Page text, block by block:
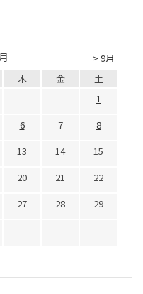
> 9月
木 金
土
1
6 7
8
13 14
15
20 21
22
27 28
29